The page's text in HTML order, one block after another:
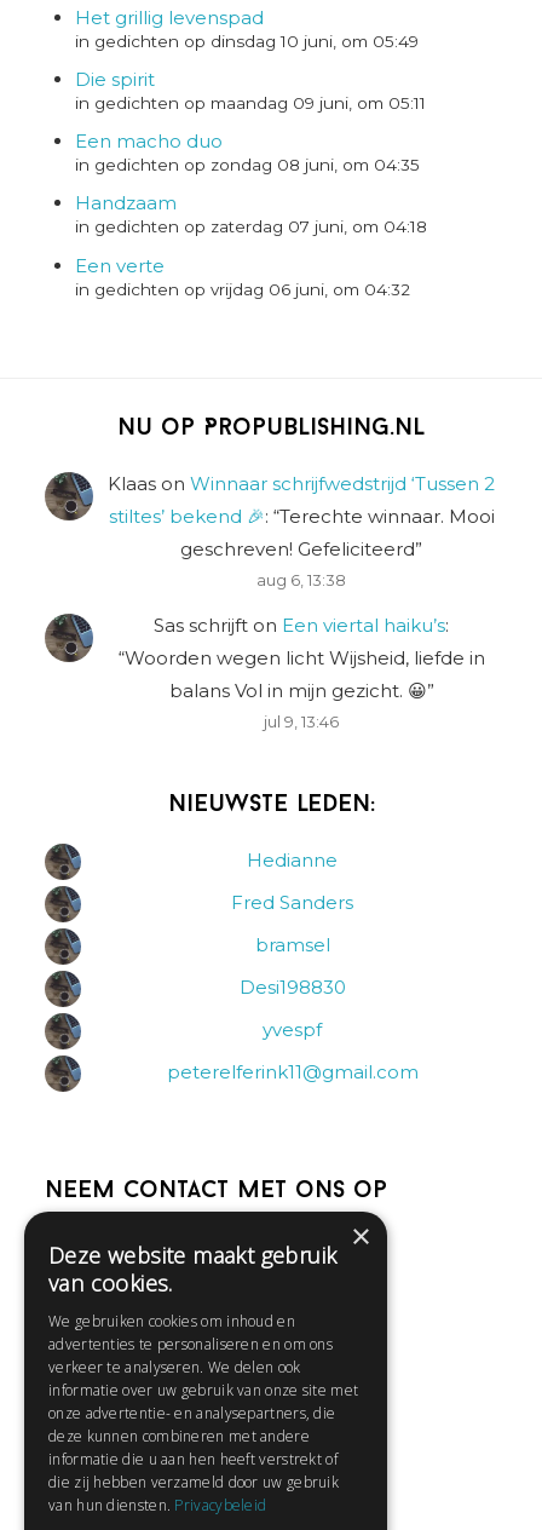
Het grillig levenspad
in gedichten op dinsdag 10 juni, om 05:49
Die spirit
in gedichten op maandag 09 juni, om 05:11
Een macho duo
in gedichten op zondag 08 juni, om 04:35
Handzaam
in gedichten op zaterdag 07 juni, om 04:18
Een verte
in gedichten op vrijdag 06 juni, om 04:32
Nu op Propublishing.nl
Klaas on Winnaar schrijfwedstrijd ‘Tussen 2
stiltes’ bekend 🎉: “Terechte winnaar. Mooi
geschreven! Gefeliciteerd”
aug 6, 13:38
Sas schrijft on Een viertal haiku’s:
“Woorden wegen licht Wijsheid, liefde in
balans Vol in mijn gezicht. 😀”
jul 9, 13:46
Nieuwste leden:
Hedianne
Fred Sanders
bramsel
Desi198830
yvespf
peterelferink11@gmail.com
Neem contact met ons op
Help
Contact
Huisregels
Snel naar:
Gratis aanmelden
×
Deze website maakt gebruik
van cookies.
We gebruiken cookies om inhoud en
advertenties te personaliseren en om ons
verkeer te analyseren. We delen ook
informatie over uw gebruik van onze site met
onze advertentie- en analysepartners, die
deze kunnen combineren met andere
informatie die u aan hen heeft verstrekt of
die zij hebben verzameld door uw gebruik
van hun diensten. Privacybeleid